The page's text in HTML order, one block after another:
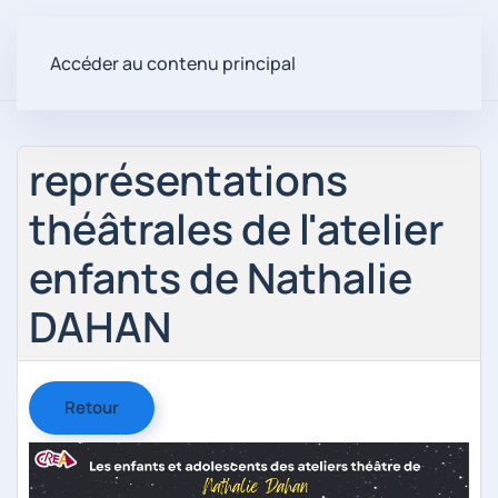
Accéder au contenu principal
représentations
théâtrales de l'atelier
enfants de Nathalie
DAHAN
Retour